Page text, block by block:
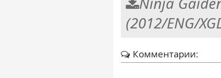
(2012/ENG/
Комментарии: